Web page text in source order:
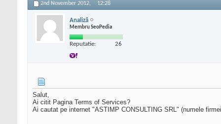
2nd November 2012, 12:28
Analiză
Membru SeoPedia
Reputatie: 26
Salut,
Ai citit Pagina Terms of Services?
Ai cautat pe internet "ASTIMP CONSULTING SRL" (numele